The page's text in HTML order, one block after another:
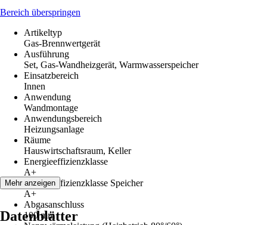
Bereich überspringen
Artikeltyp
Gas-Brennwertgerät
Ausführung
Set, Gas-Wandheizgerät, Warmwasserspeicher
Einsatzbereich
Innen
Anwendung
Wandmontage
Anwendungsbereich
Heizungsanlage
Räume
Hauswirtschaftsraum, Keller
Energieeffizienzklasse
A+
Energieeffizienzklasse Speicher
A+
Abgasanschluss
100 mm
Mehr anzeigen
Datenblätter